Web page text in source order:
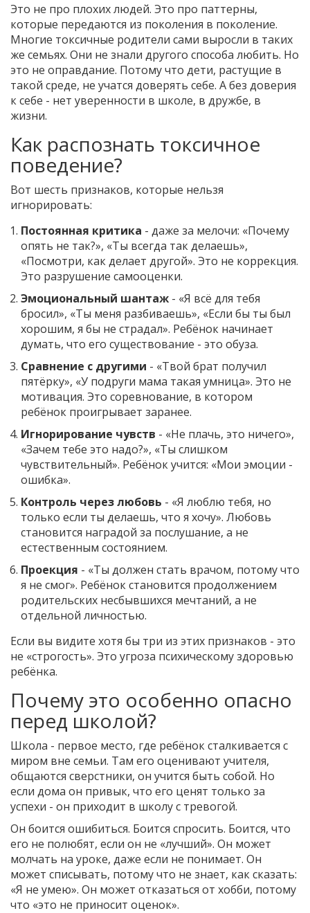
Это не про плохих людей. Это про паттерны,
которые передаются из поколения в поколение.
Многие токсичные родители сами выросли в таких
же семьях. Они не знали другого способа любить. Но
это не оправдание. Потому что дети, растущие в
такой среде, не учатся доверять себе. А без доверия
к себе - нет уверенности в школе, в дружбе, в
жизни.
Как распознать токсичное
поведение?
Вот шесть признаков, которые нельзя
игнорировать:
Постоянная критика - даже за мелочи: «Почему
опять не так?», «Ты всегда так делаешь»,
«Посмотри, как делает другой». Это не коррекция.
Это разрушение самооценки.
Эмоциональный шантаж - «Я всё для тебя
бросил», «Ты меня разбиваешь», «Если бы ты был
хорошим, я бы не страдал». Ребёнок начинает
думать, что его существование - это обуза.
Сравнение с другими - «Твой брат получил
пятёрку», «У подруги мама такая умница». Это не
мотивация. Это соревнование, в котором
ребёнок проигрывает заранее.
Игнорирование чувств - «Не плачь, это ничего»,
«Зачем тебе это надо?», «Ты слишком
чувствительный». Ребёнок учится: «Мои эмоции -
ошибка».
Контроль через любовь - «Я люблю тебя, но
только если ты делаешь, что я хочу». Любовь
становится наградой за послушание, а не
естественным состоянием.
Проекция - «Ты должен стать врачом, потому что
я не смог». Ребёнок становится продолжением
родительских несбывшихся мечтаний, а не
отдельной личностью.
Если вы видите хотя бы три из этих признаков - это
не «строгость». Это угроза психическому здоровью
ребёнка.
Почему это особенно опасно
перед школой?
Школа - первое место, где ребёнок сталкивается с
миром вне семьи. Там его оценивают учителя,
общаются сверстники, он учится быть собой. Но
если дома он привык, что его ценят только за
успехи - он приходит в школу с тревогой.
Он боится ошибиться. Боится спросить. Боится, что
его не полюбят, если он не «лучший». Он может
молчать на уроке, даже если не понимает. Он
может списывать, потому что не знает, как сказать:
«Я не умею». Он может отказаться от хобби, потому
что «это не приносит оценок».